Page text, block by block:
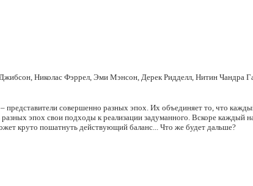
Николас Фэррел, Эми Мэнсон, Дерек Ридделл, Нитин Чандра
совершенно разных эпох. Их объединяет то, что
эпох свои подходы к реализации задуманного. Вскоре каждый
круто пошатнуть действующий баланс... Что же будет дальше?